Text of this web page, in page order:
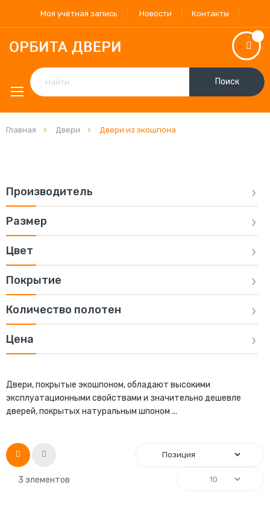
Моя учётная запись Новости Контакты
Поиск
Главная Двери Двери из экошпона
Производитель
Размер
Цвет
Покрытие
Количество полотен
Цена
Двери, покрытые экошпоном, обладают высокими
эксплуатационными свойствами и значительно дешевле
дверей, покрытых натуральным шпоном ...
Список
3 элементов